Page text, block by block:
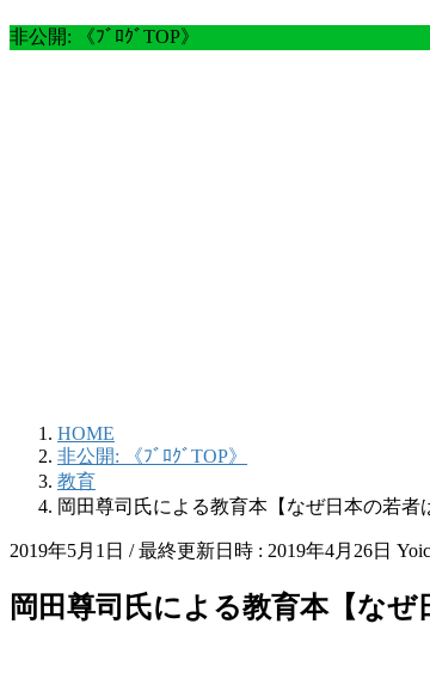
非公開: 《ﾌﾞﾛｸﾞTOP》
HOME
非公開: 《ﾌﾞﾛｸﾞTOP》
教育
岡田尊司氏による教育本【なぜ日本の若
2019年5月1日 / 最終更新日時 : 2019年4月26日
岡田尊司氏による教育本【な